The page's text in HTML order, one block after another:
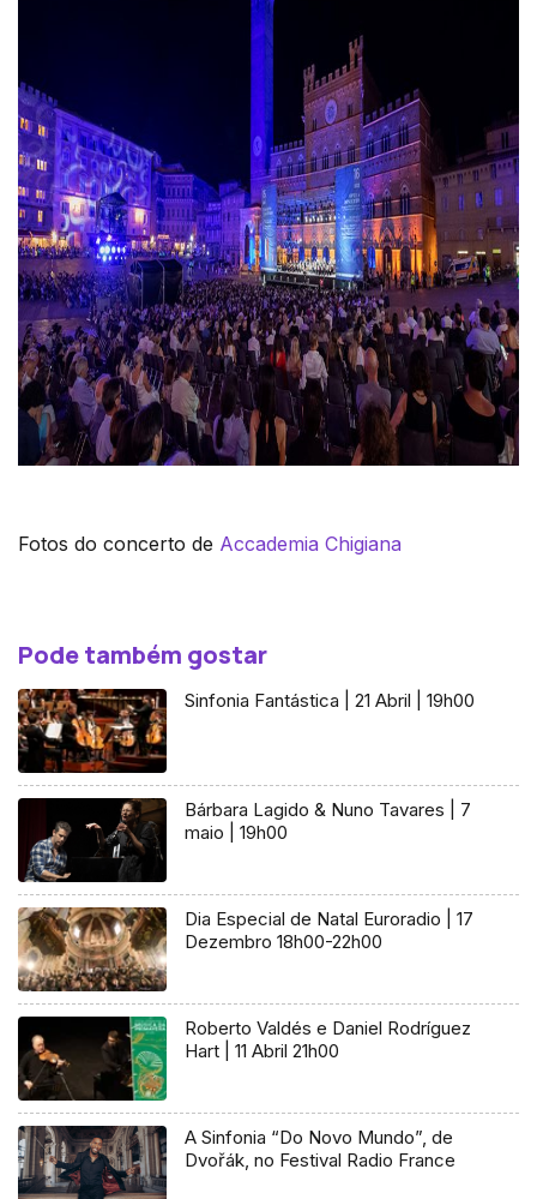
Fotos do concerto de Accademia Chigiana
Pode também gostar
Sinfonia Fantástica | 21 Abril | 19h00
Bárbara Lagido & Nuno Tavares | 7
maio | 19h00
Dia Especial de Natal Euroradio | 17
Dezembro 18h00-22h00
Roberto Valdés e Daniel Rodríguez
Hart | 11 Abril 21h00
A Sinfonia “Do Novo Mundo”, de
Dvořák, no Festival Radio France